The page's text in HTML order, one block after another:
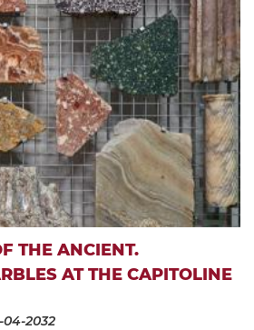
THE ANCIENT.
AT THE CAPITOLINE
04-2032